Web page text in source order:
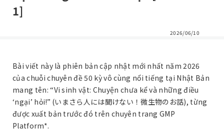
1]
2026/06/10
Bài viết này là phiên bản cập nhật mới nhất năm 2026
của chuỗi chuyên đề 50 kỳ vô cùng nổi tiếng tại Nhật Bản
mang tên: “Vi sinh vật: Chuyện chưa kể và những điều
‘ngại’ hỏi!” (いまさら人には聞けない！微生物のお話), từng
được xuất bản trước đó trên chuyên trang GMP
Platform*.